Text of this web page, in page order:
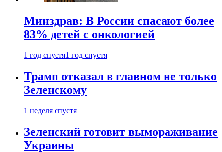
Минздрав: В России спасают более
83% детей с онкологией
1 год спустя1 год спустя
Трамп отказал в главном не только
Зеленскому
1 неделя спустя
Зеленский готовит вымораживание
Украины